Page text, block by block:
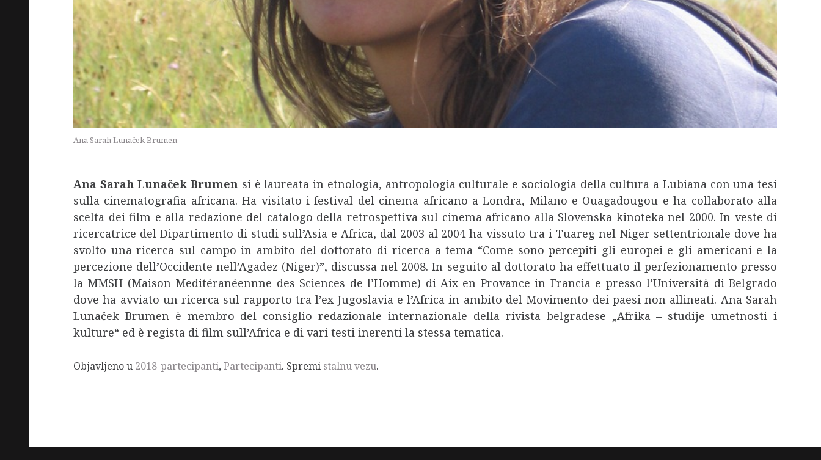
Ana Sarah Lunaček Brumen
Ana Sarah Lunaček Brumen si è laureata in etnologia, antropologia culturale e sociologia della cultura a Lubiana con una tesi
sulla cinematografia africana. Ha visitato i festival del cinema africano a Londra, Milano e Ouagadougou e ha collaborato alla
scelta dei film e alla redazione del catalogo della retrospettiva sul cinema africano alla Slovenska kinoteka nel 2000. In veste di
ricercatrice del Dipartimento di studi sull’Asia e Africa, dal 2003 al 2004 ha vissuto tra i Tuareg nel Niger settentrionale dove ha
svolto una ricerca sul campo in ambito del dottorato di ricerca a tema “Come sono percepiti gli europei e gli americani e la
percezione dell’Occidente nell’Agadez (Niger)”, discussa nel 2008. In seguito al dottorato ha effettuato il perfezionamento presso
la MMSH (Maison Meditéranéennne des Sciences de l’Homme) di Aix en Provance in Francia e presso l’Università di Belgrado
dove ha avviato un ricerca sul rapporto tra l’ex Jugoslavia e l’Africa in ambito del Movimento dei paesi non allineati. Ana Sarah
Lunaček Brumen è membro del consiglio redazionale internazionale della rivista belgradese „Afrika – studije umetnosti i
kulture“ ed è regista di film sull’Africa e di vari testi inerenti la stessa tematica.
Objavljeno u 2018-partecipanti, Partecipanti. Spremi stalnu vezu.